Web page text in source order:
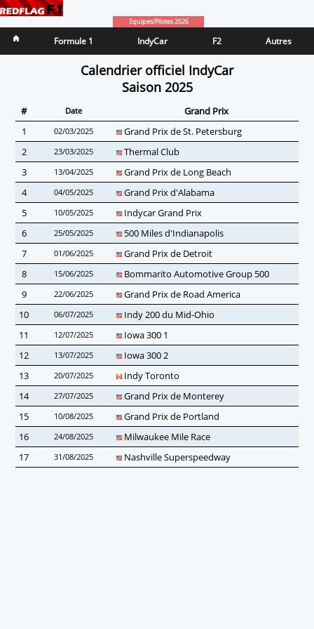
Equipes/Pilotes 2026
Formule 1 IndyCar F2 Autres
Calendrier officiel IndyCar
Saison 2025
# Date
Grand Prix
1
02/03/2025
Grand Prix de St. Petersburg
2
23/03/2025
Thermal Club
3
13/04/2025
Grand Prix de Long Beach
4
04/05/2025
Grand Prix d'Alabama
5
10/05/2025
Indycar Grand Prix
6
25/05/2025
500 Miles d'Indianapolis
7
01/06/2025
Grand Prix de Detroit
8
15/06/2025
Bommarito Automotive Group 500
9
22/06/2025
Grand Prix de Road America
10
06/07/2025
Indy 200 du Mid-Ohio
11
12/07/2025
Iowa 300 1
12
13/07/2025
Iowa 300 2
13
20/07/2025
Indy Toronto
14
27/07/2025
Grand Prix de Monterey
15
10/08/2025
Grand Prix de Portland
16
24/08/2025
Milwaukee Mile Race
17
31/08/2025 Nashville Superspeedway